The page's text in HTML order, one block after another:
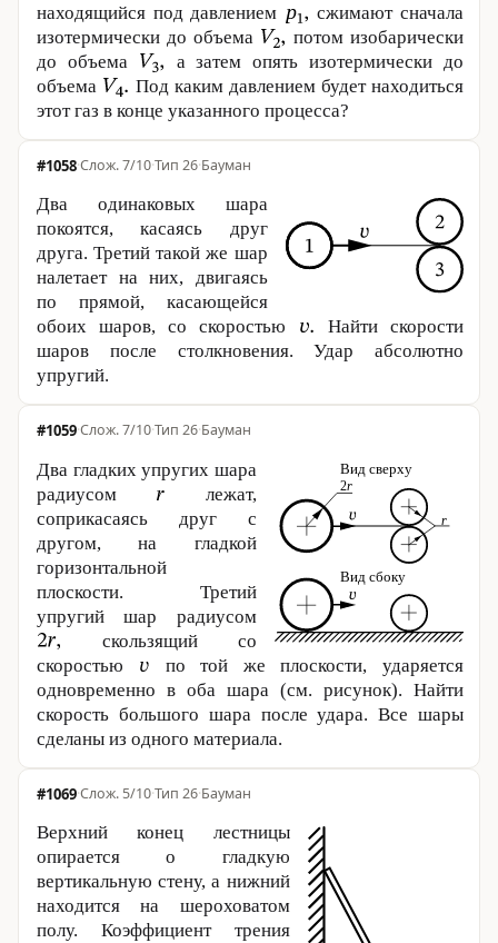
находящийся под давлением
сжимают сначала
изотермически до объема
потом изобарически
до объема
а затем опять изотермически до
объема
Под каким давлением будет находиться
этот газ в конце указанного процесса?
#1058· 7/10·Тип 26·Бауман
Два одинаковых шара
покоятся, касаясь друг
друга. Третий такой же шар
налетает на них, двигаясь
по прямой, касающейся
обоих шаров, со скоростью
Найти скорости
шаров после столкновения. Удар абсолютно
упругий.
#1059· 7/10·Тип 26·Бауман
Два гладких упругих шара
радиусом
лежат,
соприкасаясь друг с
другом, на гладкой
горизонтальной
плоскости. Третий
упругий шар радиусом
скользящий со
скоростью
по той же плоскости, ударяется
одновременно в оба шара (см. рисунок). Найти
скорость большого шара после удара. Все шары
сделаны из одного материала.
#1069· 5/10·Тип 26·Бауман
Верхний конец лестницы
опирается о гладкую
вертикальную стену, а нижний
находится на шероховатом
полу. Коэффициент трения